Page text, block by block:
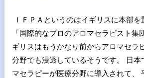
ＩＦＰＡというのはイギリスに本部を
「国際的なプロのアロマセラピスト集
ギリスはもうかなり前からアロマセラ
分野でも浸透しているそうです。 日本
マセラピーが医療分野に導入されて